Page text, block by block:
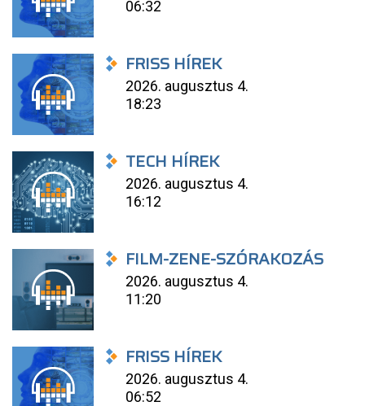
06:32
FRISS HÍREK
2026. augusztus 4.
18:23
TECH HÍREK
2026. augusztus 4.
16:12
FILM-ZENE-SZÓRAKOZÁS
2026. augusztus 4.
11:20
FRISS HÍREK
2026. augusztus 4.
06:52